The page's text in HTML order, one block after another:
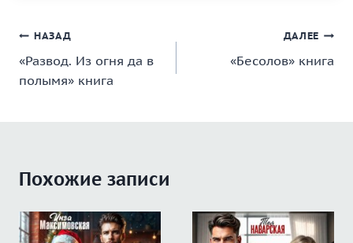
Навигация
по
записям
НАЗАД
«Развод. Из огня да в
полымя» книга
ДАЛЕЕ
«Бесолов» книга
Похожие записи